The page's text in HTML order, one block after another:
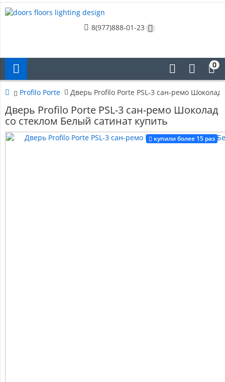
8(977)888-01-23
0
Profilo Porte Дверь Profilo Porte PSL-3 сан-ремо Шоколад
Дверь Profilo Porte PSL-3 сан-ремо Шоколад
со стеклом Белый сатинат купить
купили более 15 раз